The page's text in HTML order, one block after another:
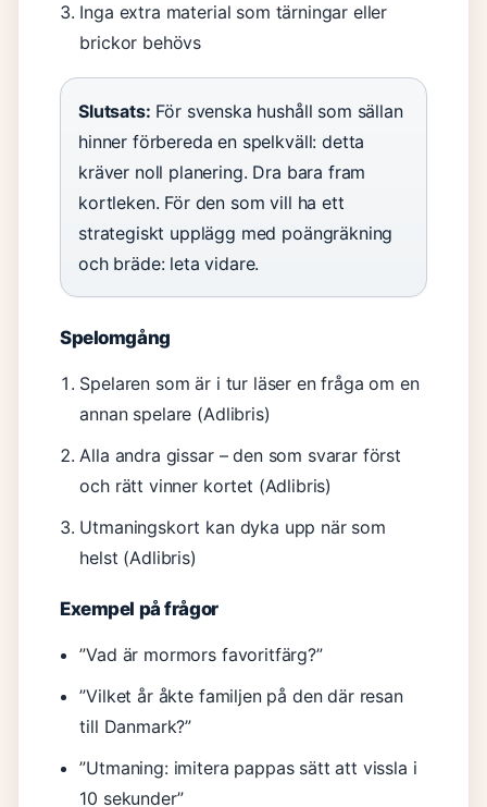
Inga extra material som tärningar eller
brickor behövs
Slutsats: För svenska hushåll som sällan
hinner förbereda en spelkväll: detta
kräver noll planering. Dra bara fram
kortleken. För den som vill ha ett
strategiskt upplägg med poängräkning
och bräde: leta vidare.
Spelomgång
Spelaren som är i tur läser en fråga om en
annan spelare (Adlibris)
Alla andra gissar – den som svarar först
och rätt vinner kortet (Adlibris)
Utmaningskort kan dyka upp när som
helst (Adlibris)
Exempel på frågor
”Vad är mormors favoritfärg?”
”Vilket år åkte familjen på den där resan
till Danmark?”
”Utmaning: imitera pappas sätt att vissla i
10 sekunder”